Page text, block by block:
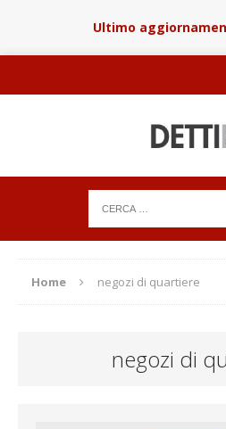
Home negozi di quartiere
negozi di